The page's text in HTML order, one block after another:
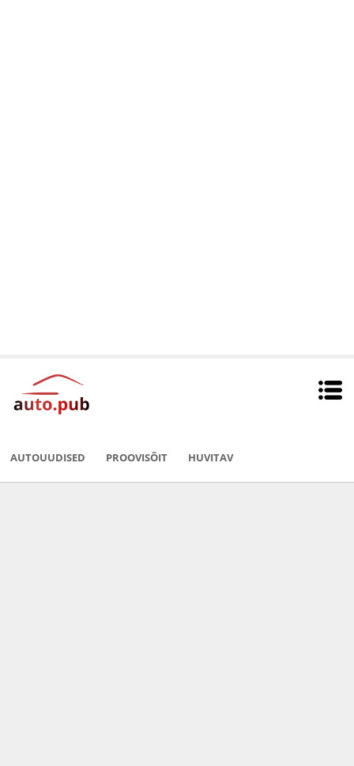
AUTOUUDISED PROOVISÕIT HUVITAV